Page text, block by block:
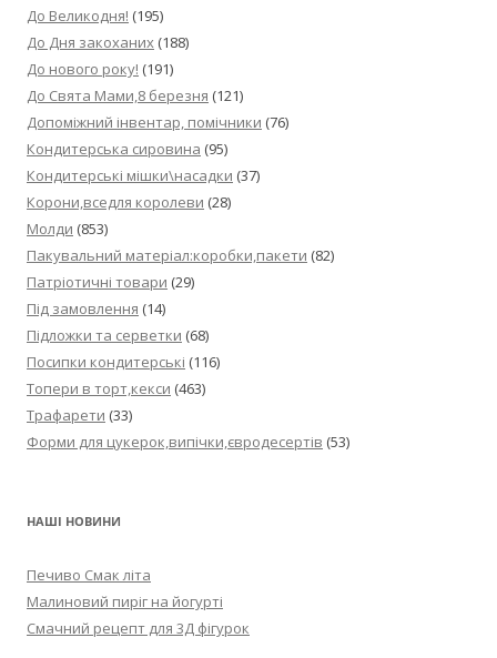
До Великодня! (195)
До Дня закоханих (188)
До нового року! (191)
До Свята Мами,8 березня (121)
Допоміжний інвентар, помічники (76)
Кондитерська сировина (95)
Кондитерські мішки\насадки (37)
Корони,вседля королеви (28)
Молди (853)
Пакувальний матеріал:коробки,пакети (82)
Патріотичні товари (29)
Під замовлення (14)
Підложки та серветки (68)
Посипки кондитерські (116)
Топери в торт,кекси (463)
Трафарети (33)
Форми для цукерок,випічки,євродесертів (53)
НАШІ НОВИНИ
Печиво Смак літа
Малиновий пиріг на йогурті
Смачний рецепт для 3Д фігурок